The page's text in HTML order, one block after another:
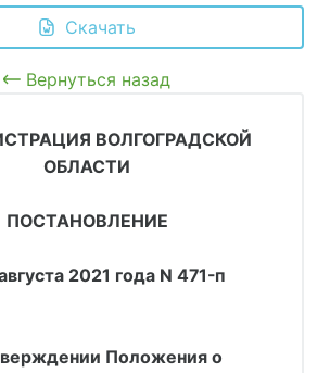
Скачать
Вернуться назад
ВОЛГОГРАДСКОЙ
ОБЛАСТИ
ПОСТАНОВЛЕНИЕ
2021 года N 471-п
Положения о